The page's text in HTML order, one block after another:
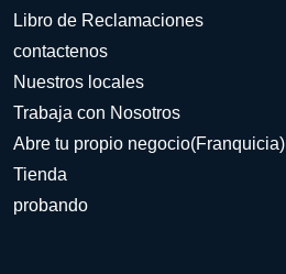
Libro de Reclamaciones
contactenos
Nuestros locales
Trabaja con Nosotros
Abre tu propio negocio(Franquicia)
Tienda
probando